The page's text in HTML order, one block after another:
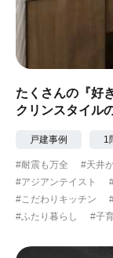
たくさんの『好
クリンスタイル
戸建事例 1
#耐震も万全 #天井
#アジアンテイスト
#こだわりキッチン
#ふたり暮らし
#子